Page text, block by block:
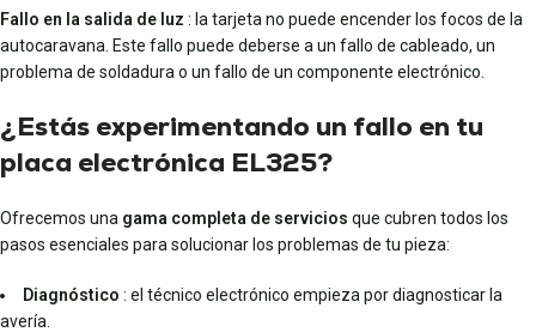
Fallo en la salida de luz : la tarjeta no puede encender los focos de la
autocaravana. Este fallo puede deberse a un fallo de cableado, un
problema de soldadura o un fallo de un componente electrónico.
¿Estás experimentando un fallo en tu
placa electrónica EL325?
Ofrecemos una gama completa de servicios que cubren todos los
pasos esenciales para solucionar los problemas de tu pieza:
Diagnóstico : el técnico electrónico empieza por diagnosticar la
avería.